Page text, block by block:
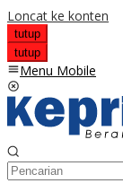
Loncat ke konten
tutup
tutup
Menu Mobile